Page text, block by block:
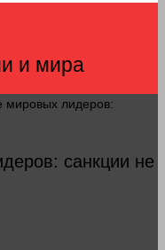
и мира
мировых лидеров:
санкции не